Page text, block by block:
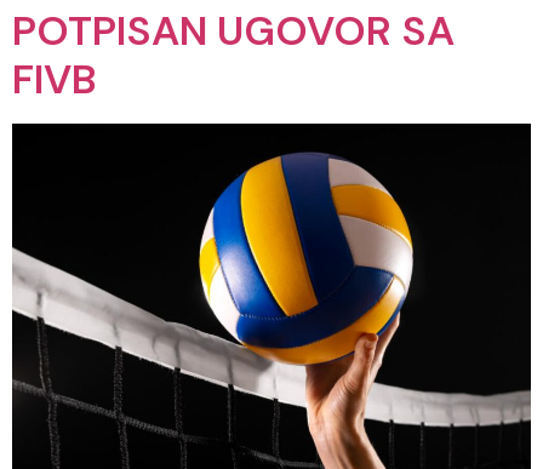
POTPISAN UGOVOR SA
FIVB